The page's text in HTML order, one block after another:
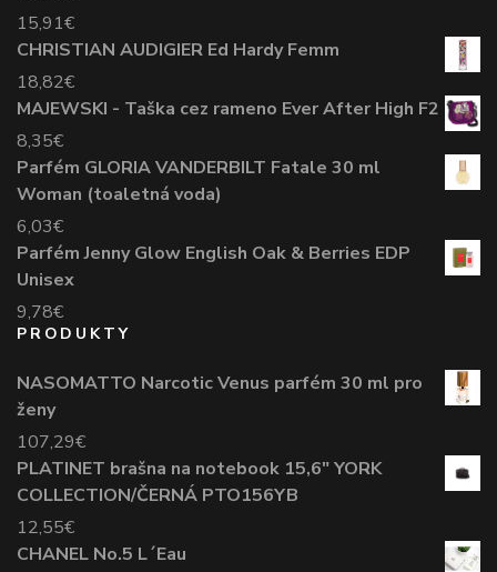
15,91€
CHRISTIAN AUDIGIER Ed Hardy Femm
18,82€
MAJEWSKI - Taška cez rameno Ever After High F2
8,35€
Parfém GLORIA VANDERBILT Fatale 30 ml
Woman (toaletná voda)
6,03€
Parfém Jenny Glow English Oak & Berries EDP
Unisex
9,78€
PRODUKTY
NASOMATTO Narcotic Venus parfém 30 ml pro
ženy
107,29€
PLATINET brašna na notebook 15,6" YORK
COLLECTION/ČERNÁ PTO156YB
12,55€
CHANEL No.5 L´Eau